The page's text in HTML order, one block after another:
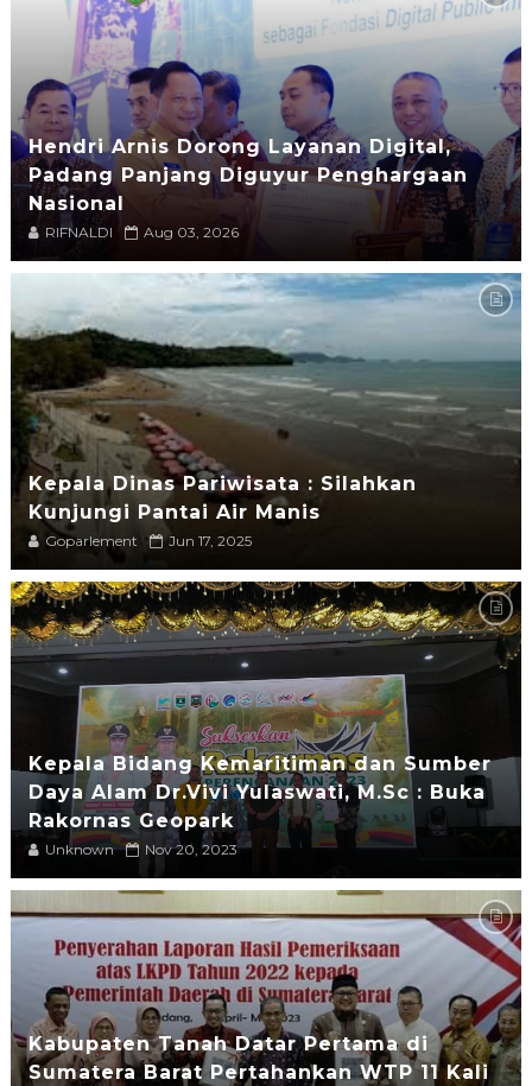
Hendri Arnis Dorong Layanan Digital,
Padang Panjang Diguyur Penghargaan
Nasional
RIFNALDI Aug 03, 2026
Kepala Dinas Pariwisata : Silahkan
Kunjungi Pantai Air Manis
Goparlement Jun 17, 2025
Kepala Bidang Kemaritiman dan Sumber
Daya Alam Dr.Vivi Yulaswati, M.Sc : Buka
Rakornas Geopark
Unknown Nov 20, 2023
Kabupaten Tanah Datar Pertama di
Sumatera Barat Pertahankan WTP 11 Kali